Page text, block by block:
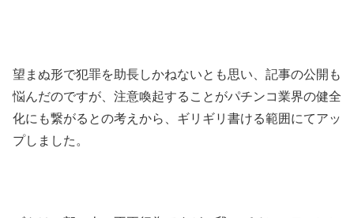
望まぬ形で犯罪を助長しかねないとも思い、記事の公開も
悩んだのですが、注意喚起することがパチンコ業界の健全
化にも繋がるとの考えから、ギリギリ書ける範囲にてアッ
プしました。